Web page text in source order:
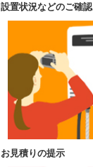
設置状況などのご確認
お見積りの提示